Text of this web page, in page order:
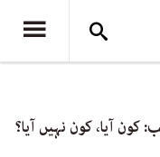
کون آیا، کون نہیں آیا؟